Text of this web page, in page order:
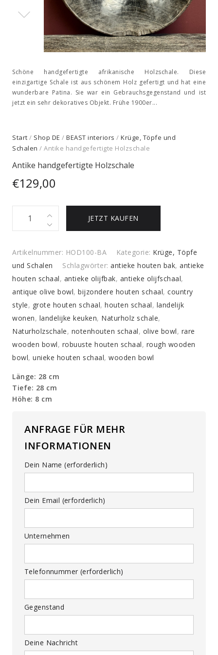
Schöne handgefertigte afrikanische Holzschale. Diese
einzigartige Schale ist aus schönem Holz gefertigt und hat eine
wunderbare Patina. Sie war ein Gebrauchsgegenstand und ist
jetzt ein sehr dekoratives Objekt. Frühe 1900er...
Start / Shop DE / BEAST interiors / Krüge, Töpfe und
Schalen / Antike handgefertigte Holzschale
Antike handgefertigte Holzschale
€129,00
handgefertigte
quantity
JETZT KAUFEN
Artikelnummer: HOD100-BA Kategorie: Krüge, Töpfe
und Schalen
Schlagwörter: antieke houten bak, antieke
houten schaal, antieke olijfbak, antieke olijfschaal,
antique olive bowl, bijzondere houten schaal, country
style, grote houten schaal, houten schaal, landelijk
wonen, landelijke keuken, Naturholz schale,
Naturholzschale, notenhouten schaal, olive bowl, rare
wooden bowl, robuuste houten schaal, rough wooden
bowl, unieke houten schaal, wooden bowl
Länge: 28 cm
Tiefe: 28 cm
Höhe: 8 cm
ANFRAGE FÜR MEHR
INFORMATIONEN
Dein Name (erforderlich)
Dein Email (erforderlich)
Unternehmen
Telefonnummer (erforderlich)
Gegenstand
Deine Nachricht